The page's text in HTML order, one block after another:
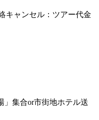
キャンセル：ツアー代金
」集合or市街地ホテル送